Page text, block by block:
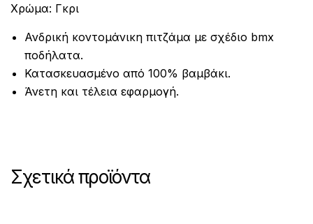
Χρώμα: Γκρι
Ανδρική κοντομάνικη πιτζάμα με σχέδιο bmx
ποδήλατα.
Κατασκευασμένο από 100% βαμβάκι.
Άνετη και τέλεια εφαρμογή.
Σχετικά προϊόντα